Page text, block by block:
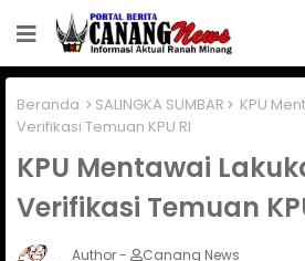
Beranda SALINGKA SUMBAR
KPU
Verifikasi Temuan KPU RI
KPU Mentawai
Verifikasi Temuan
Author -
Canang News